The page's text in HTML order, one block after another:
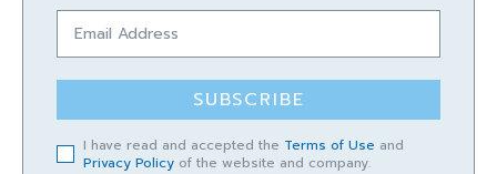
SUBSCRIBE
I have read and accepted the Terms of Use and
Privacy Policy of the website and company.